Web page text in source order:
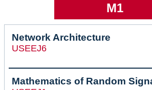
M1
Network Architecture
USEEJ6
Mathematics of Random